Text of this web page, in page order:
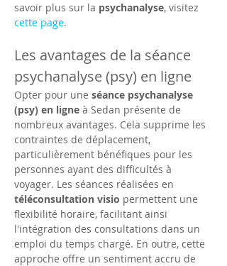
savoir plus sur la psychanalyse, visitez
cette page.
Les avantages de la séance
psychanalyse (psy) en ligne
Opter pour une séance psychanalyse
(psy) en ligne à Sedan présente de
nombreux avantages. Cela supprime les
contraintes de déplacement,
particulièrement bénéfiques pour les
personnes ayant des difficultés à
voyager. Les séances réalisées en
téléconsultation visio permettent une
flexibilité horaire, facilitant ainsi
l'intégration des consultations dans un
emploi du temps chargé. En outre, cette
approche offre un sentiment accru de